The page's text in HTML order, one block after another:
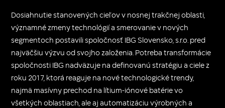
Dosiahnutie stanovených cieľov v nosnej trakčnej oblasti,
významné zmeny technológií a smerovanie v nových
segmentoch postavili spoločnosť IBG Slovensko, s.r.o. pred
najväčšiu výzvu od svojho založenia. Potreba transformácie
spoločnosti IBG nadväzuje na definovanú stratégiu a ciele z
roku 2017, ktorá reaguje na nové technologické trendy,
najmä masívny prechod na lítium-iónové batérie vo
všetkých oblastiach, ale aj automatizáciu výrobných a